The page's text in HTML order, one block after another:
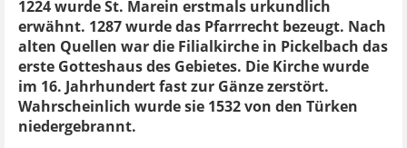
1224 wurde St. Marein erstmals urkundlich
erwähnt. 1287 wurde das Pfarrrecht bezeugt. Nach
alten Quellen war die Filialkirche in Pickelbach das
erste Gotteshaus des Gebietes. Die Kirche wurde
im 16. Jahrhundert fast zur Gänze zerstört.
Wahrscheinlich wurde sie 1532 von den Türken
niedergebrannt.